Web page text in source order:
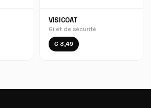
VISICOAT
Gilet de sécurité
€ 3,49